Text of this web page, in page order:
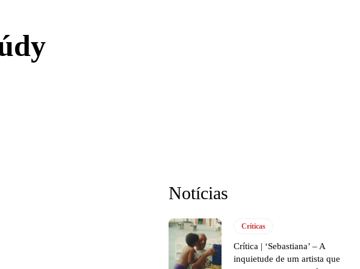
Notícias
Críticas
Crítica | ‘Sebastiana’ – A
inquietude de um artista que